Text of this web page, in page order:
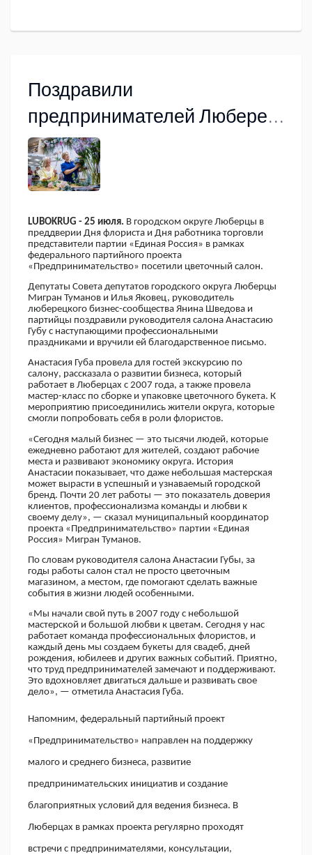
Поздравили
предпринимателей Люберец
с Днем флориста и Днем
работника торговли
LUBOKRUG - 25 июля. В городском округе Люберцы в
преддверии Дня флориста и Дня работника торговли
представители партии «Единая Россия» в рамках
федерального партийного проекта
«Предпринимательство» посетили цветочный салон.
Депутаты Совета депутатов городского округа Люберцы
Мигран Туманов и Илья Яковец, руководитель
люберецкого бизнес-сообщества Янина Шведова и
партийцы поздравили руководителя салона Анастасию
Губу с наступающими профессиональными
праздниками и вручили ей благодарственное письмо.
Анастасия Губа провела для гостей экскурсию по
салону, рассказала о развитии бизнеса, который
работает в Люберцах с 2007 года, а также провела
мастер-класс по сборке и упаковке цветочного букета. К
мероприятию присоединились жители округа, которые
смогли попробовать себя в роли флористов.
«Сегодня малый бизнес — это тысячи людей, которые
ежедневно работают для жителей, создают рабочие
места и развивают экономику округа. История
Анастасии показывает, что даже небольшая мастерская
может вырасти в успешный и узнаваемый городской
бренд. Почти 20 лет работы — это показатель доверия
клиентов, профессионализма команды и любви к
своему делу», — сказал муниципальный координатор
проекта «Предпринимательство» партии «Единая
Россия» Мигран Туманов.
По словам руководителя салона Анастасии Губы, за
годы работы салон стал не просто цветочным
магазином, а местом, где помогают сделать важные
события в жизни людей особенными.
«Мы начали свой путь в 2007 году с небольшой
мастерской и большой любви к цветам. Сегодня у нас
работает команда профессиональных флористов, и
каждый день мы создаем букеты для свадеб, дней
рождения, юбилеев и других важных событий. Приятно,
что труд предпринимателей замечают и поддерживают.
Это вдохновляет двигаться дальше и развивать свое
дело», — отметила Анастасия Губа.
Напомним, федеральный партийный проект
«Предпринимательство» направлен на поддержку
малого и среднего бизнеса, развитие
предпринимательских инициатив и создание
благоприятных условий для ведения бизнеса. В
Люберцах в рамках проекта регулярно проходят
встречи с предпринимателями, консультации,